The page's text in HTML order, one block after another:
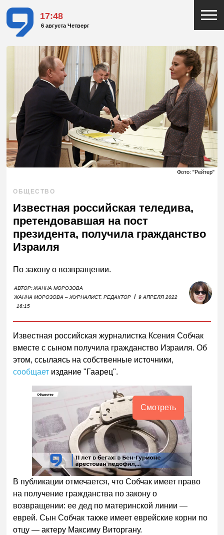
17:48
6 августа Четверг
Фото: "Рейтер"
ОБЩЕСТВО
Известная российская теледива,
претендовавшая на пост
президента, получила гражданство
Израиля
По закону о возвращении.
АВТОР:ЖАННА МОРОЗОВА
ЖАННА МОРОЗОВА – ЖУРНАЛИСТ, РЕДАКТОР I 9 АПРЕЛЯ 2022
16:15
Известная российская журналистка Ксения Собчак
вместе с сыном получила гражданство Израиля. Об
этом, ссылаясь на собственные источники,
сообщает издание "Гаарец".
Смотреть
В публикации отмечается, что Собчак имеет право
на получение гражданства по закону о
возвращении: ее дед по материнской линии —
еврей. Сын Собчак также имеет еврейские корни по
отцу — актеру Максиму Виторгану.